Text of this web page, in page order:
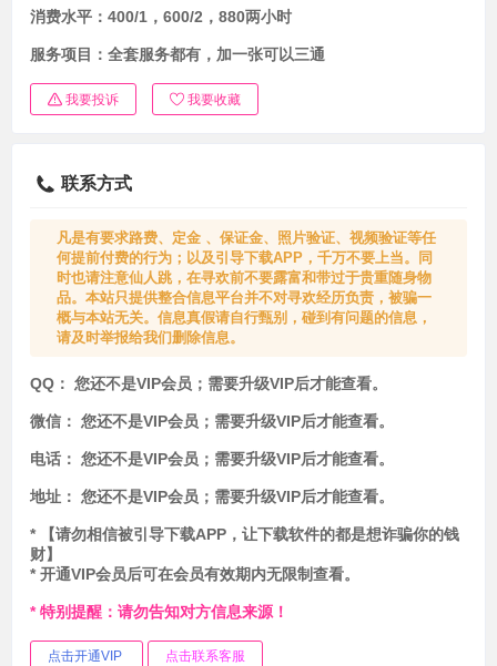
消费水平： 400/1，600/2，880两小时
服务项目： 全套服务都有，加一张可以三通
我要投诉 我要收藏
联系方式
凡是有要求路费、定金 、保证金、照片验证、视频验证等任
何提前付费的行为；以及引导下载APP，千万不要上当。同
时也请注意仙人跳，在寻欢前不要露富和带过于贵重随身物
品。本站只提供整合信息平台并不对寻欢经历负责，被骗一
概与本站无关。信息真假请自行甄别，碰到有问题的信息，
请及时举报给我们删除信息。
QQ： 您还不是VIP会员；需要升级VIP后才能查看。
微信： 您还不是VIP会员；需要升级VIP后才能查看。
电话： 您还不是VIP会员；需要升级VIP后才能查看。
地址： 您还不是VIP会员；需要升级VIP后才能查看。
* 【请勿相信被引导下载APP，让下载软件的都是想诈骗你的钱
财】
* 开通VIP会员后可在会员有效期内无限制查看。
* 特别提醒：请勿告知对方信息来源！
点击开通VIP 点击联系客服